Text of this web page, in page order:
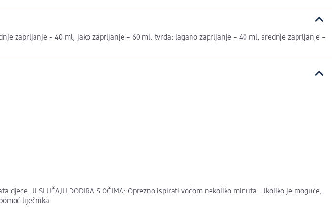
zaprljanje – 40 ml, jako zaprljanje – 60 ml. tvrda: lagano zaprljanje – 40 ml, srednje zaprljanje –
U SLUČAJU DODIRA S OČIMA: Oprezno ispirati vodom nekoliko minuta. Ukoliko je moguće,
liječnika.